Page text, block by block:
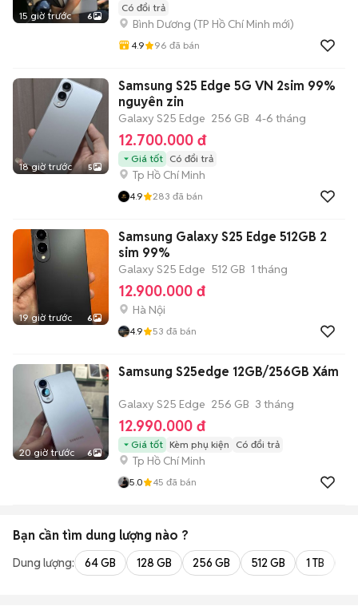
15 giờ trước 6
Có đổi trả
Bình Dương (TP Hồ Chí Minh mới)
4.9 96 đã bán
18 giờ trước 5
Samsung S25 Edge 5G VN 2sim 99%
nguyên zin
Galaxy S25 Edge 256 GB 4-6 tháng
12.700.000 đ
Giá tốt Có đổi trả
Tp Hồ Chí Minh
4.9 283 đã bán
19 giờ trước 6
Samsung Galaxy S25 Edge 512GB 2
sim 99%
Galaxy S25 Edge 512 GB 1 tháng
12.900.000 đ
Hà Nội
4.9 53 đã bán
20 giờ trước 6
Samsung S25edge 12GB/256GB Xám
Galaxy S25 Edge 256 GB 3 tháng
12.990.000 đ
Giá tốt Kèm phụ kiện Có đổi trả
Tp Hồ Chí Minh
5.0 45 đã bán
Bạn cần tìm dung lượng nào ?
Dung lượng: 64 GB 128 GB 256 GB 512 GB 1 TB